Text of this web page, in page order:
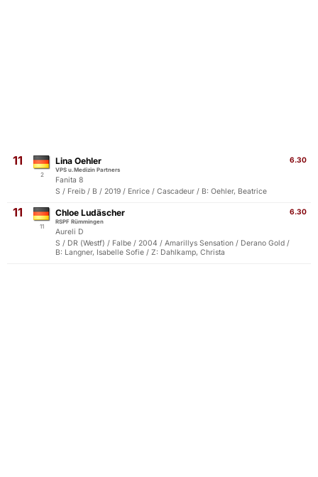
11
2
6.30
Lina Oehler
VPS u.Medizin Partners
Fanita 8
S / Freib / B / 2019 / Enrice / Cascadeur / B: Oehler, Beatrice
11
11
6.30
Chloe Ludäscher
RSPF Rümmingen
Aureli D
S / DR (Westf) / Falbe / 2004 / Amarillys Sensation / Derano Gold /
B: Langner, Isabelle Sofie / Z: Dahlkamp, Christa